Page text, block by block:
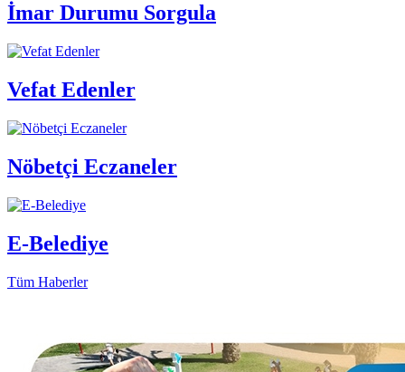
İmar Durumu Sorgula
Vefat Edenler
Nöbetçi Eczaneler
E-Belediye
Tüm Haberler